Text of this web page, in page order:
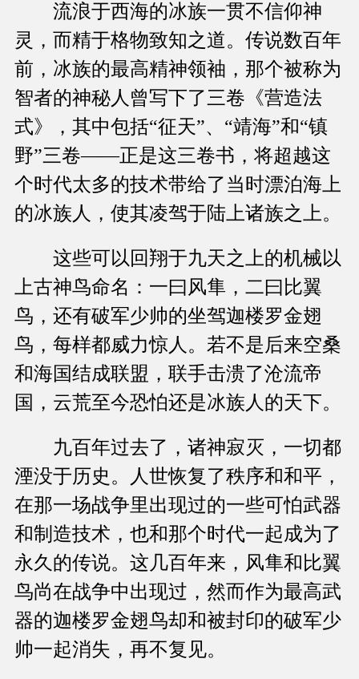
流浪于西海的冰族一贯不信仰神
灵，而精于格物致知之道。传说数百年
前，冰族的最高精神领袖，那个被称为
智者的神秘人曾写下了三卷《营造法
式》，其中包括“征天”、“靖海”和“镇
野”三卷——正是这三卷书，将超越这
个时代太多的技术带给了当时漂泊海上
的冰族人，使其凌驾于陆上诸族之上。
这些可以回翔于九天之上的机械以
上古神鸟命名：一曰风隼，二曰比翼
鸟，还有破军少帅的坐驾迦楼罗金翅
鸟，每样都威力惊人。若不是后来空桑
和海国结成联盟，联手击溃了沧流帝
国，云荒至今恐怕还是冰族人的天下。
九百年过去了，诸神寂灭，一切都
湮没于历史。人世恢复了秩序和和平，
在那一场战争里出现过的一些可怕武器
和制造技术，也和那个时代一起成为了
永久的传说。这几百年来，风隼和比翼
鸟尚在战争中出现过，然而作为最高武
器的迦楼罗金翅鸟却和被封印的破军少
帅一起消失，再不复见。